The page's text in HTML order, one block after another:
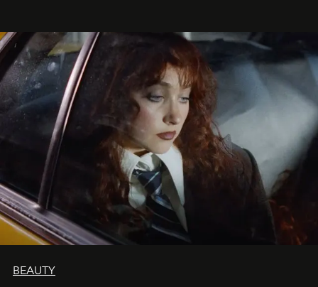
BEAUTY